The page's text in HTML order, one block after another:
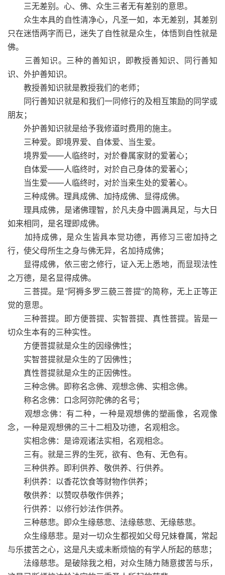
三无差别。心、佛、众生三者无有差别的意思。
众生本具的自性清净心，凡圣一如，本无差别，其差别
只在迷悟两字而已，迷失了自性就是众生，体悟到自性就是
佛。
三善知识。三种的善知识，即教授善知识、同行善知
识、外护善知识。
教授善知识就是教授我们的老师；
同行善知识就是和我们一同修行的及相互策励的同学或
朋友；
外护善知识就是给予我修道时费用的施主。
三种爱。即境界爱、自体爱、当生爱。
境界爱——人临终时，对於眷属家财的爱著心；
自体爱——人临终时，对於自己身体的爱著心；
当生爱——人临终时，对於当来生处的爱著心。
三种成佛。理具成佛、加持成佛、显得成佛。
理具成佛，是诸佛理智，於凡夫身中圆满具足，与大日
如来相同，是名理即成佛。
加持成佛，是众生皆具本觉功德，再修习三密加持之
行，使父母所生之身与佛无异，名加持成佛；
显得成佛，依三密之修行，证入无上悉地，而显现法性
之万德，是名显得成佛。
三菩提。是“阿褥多罗三藐三菩提”的简称，无上正等正
觉的意思。
三种菩提。即方便菩提、实智菩提、真性菩提。皆是一
切众生本有的三种实性。
方便菩提就是众生的因缘佛性；
实智菩提就是众生的了因佛性；
真性菩提就是众生的正因佛性。
三种念佛。即称名念佛、观想念佛、实相念佛。
称名念佛：口念阿弥陀佛的名号；
观想念佛：有二种，一种是观想佛的塑画像，名观像
念，一种是观想佛的三十二相及功德，名观相念。
实相念佛：是谛观诸法实相，名观相念。
三有。就是三界的生死，欲有、色有、无色有。
三种供养。即利供养、敬供养、行供养。
利供养：以香花饮食等财物作供养；
敬供养：以赞叹恭敬作供养；
行供养：以修行妙法作供养。
三种慈悲。即众生缘慈悲、法缘慈悲、无缘慈悲。
众生缘慈悲。是对一切众生都视如父母兄妹眷属，常起
与乐拔苦之心，这是凡夫或未断烦恼的有学人所起的慈悲；
法缘慈悲。是破除我之相，对众生随力随意拔苦与乐，